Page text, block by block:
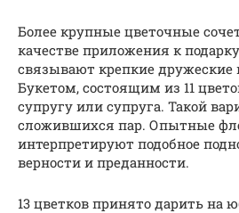
Более крупные цветочные
качестве приложения к
связывают крепкие
Букетом, состоящим из 11
супругу или супруга. Такой
сложившихся пар. Опытные
интерпретируют подобное
верности и преданности.
13 цветков принято дарить на